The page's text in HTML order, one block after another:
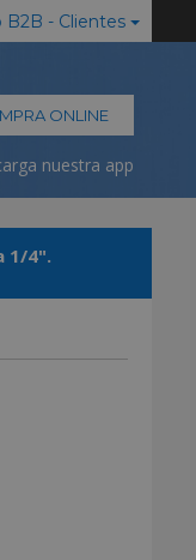
acceso B2B - Clientes
ONLINE
nuestra app
1/4".